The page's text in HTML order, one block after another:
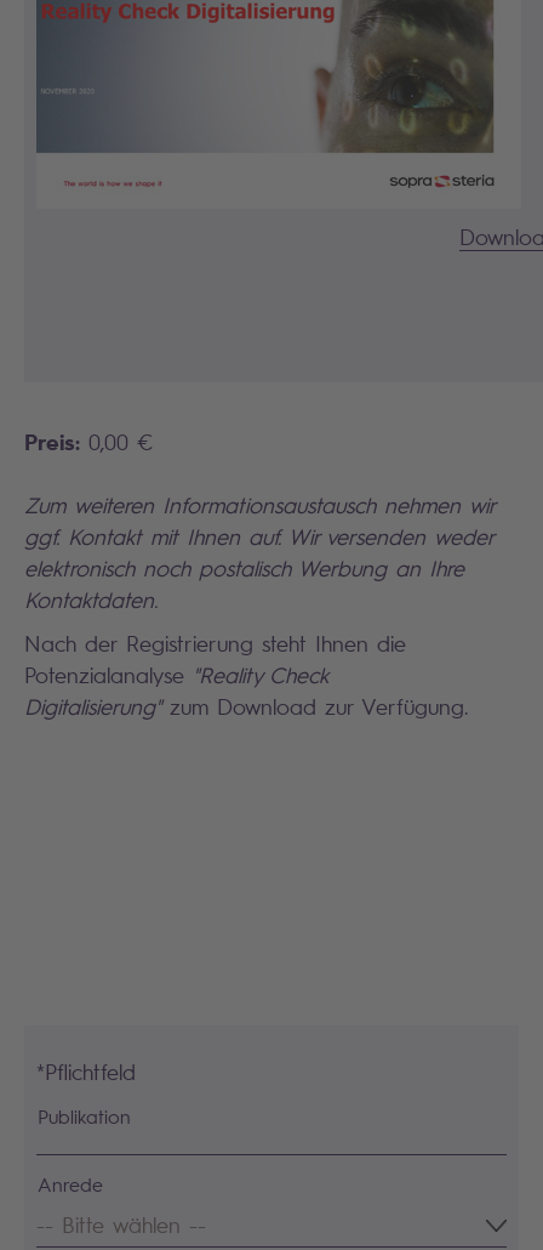
Preis: 0,00 €
Zum weiteren Informationsaustausch nehmen wir
ggf. Kontakt mit Ihnen auf. Wir versenden weder
elektronisch noch postalisch Werbung an Ihre
Kontaktdaten.
Nach der Registrierung steht Ihnen die
Potenzialanalyse "Reality Check
Digitalisierung"zum Download zur Verfügung.
*Pflichtfeld
Publikation
Anrede